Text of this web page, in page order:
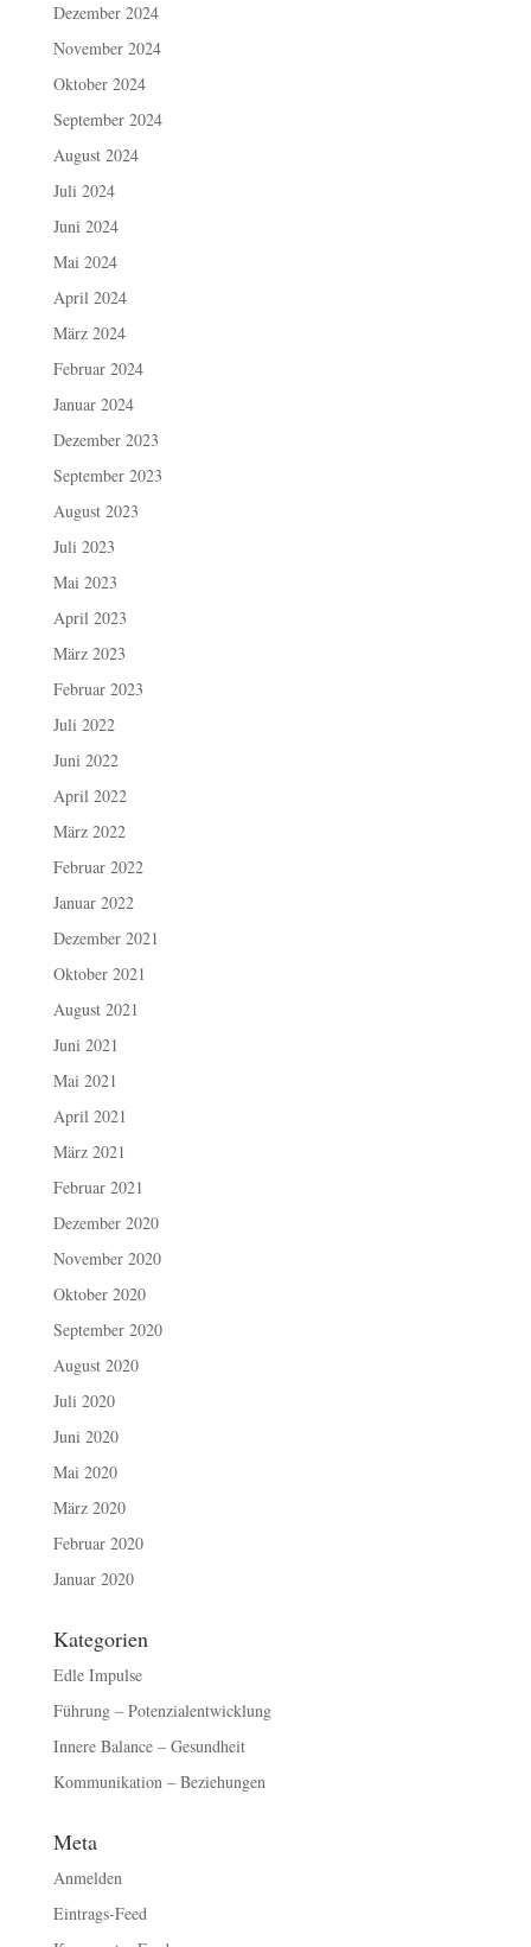
Dezember 2024
November 2024
Oktober 2024
September 2024
August 2024
Juli 2024
Juni 2024
Mai 2024
April 2024
März 2024
Februar 2024
Januar 2024
Dezember 2023
September 2023
August 2023
Juli 2023
Mai 2023
April 2023
März 2023
Februar 2023
Juli 2022
Juni 2022
April 2022
März 2022
Februar 2022
Januar 2022
Dezember 2021
Oktober 2021
August 2021
Juni 2021
Mai 2021
April 2021
März 2021
Februar 2021
Dezember 2020
November 2020
Oktober 2020
September 2020
August 2020
Juli 2020
Juni 2020
Mai 2020
März 2020
Februar 2020
Januar 2020
Kategorien
Edle Impulse
Führung – Potenzialentwicklung
Innere Balance – Gesundheit
Kommunikation – Beziehungen
Meta
Anmelden
Eintrags-Feed